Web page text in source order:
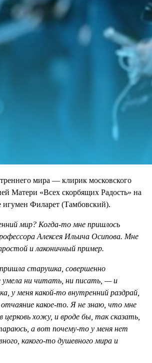
мира — клирик московского
Матери «Всех скорбящих Радость» на
Филарет (Тамбовский).
мир? Когда-то мне пришлось
Алексея Ильича Осипова. Мне
и лаконичный пример.
старушка, совершенно
ни читать, ни писать, — и
у меня какой-то внутренний раздрай,
какое-то. Я не знаю, что мне
церковь хожу, и вроде бы, так сказать,
а вот почему-то у меня нет
какого-то душевного мира и